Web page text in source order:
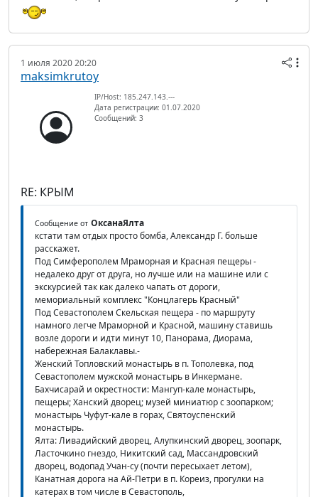
1 июля 2020 20:20
maksimkrutoy
IP/Host: 185.247.143.---
Дата регистрации: 01.07.2020
Сообщений: 3
RE: КРЫМ
Сообщение от ОксанаЯлта
кстати там отдых просто бомба, Александр Г. больше
расскажет.
Под Симферополем Мраморная и Красная пещеры -
недалеко друг от друга, но лучше или на машине или с
экскурсией так как далеко чапать от дороги,
мемориальный комплекс "Концлагерь Красный"
Под Севастополем Скельская пещера - по маршруту
намного легче Мраморной и Красной, машину ставишь
возле дороги и идти минут 10, Панорама, Диорама,
набережная Балаклавы.-
Женский Топловский монастырь в п. Тополевка, под
Севастополем мужской монастырь в Инкермане.
Бахчисарай и окрестности: Мангуп-кале монастырь,
пещеры; Ханский дворец; музей миниатюр с зоопарком;
монастырь Чуфут-кале в горах, Святоуспенский
монастырь.
Ялта: Ливадийский дворец, Алупкинский дворец, зоопарк,
Ласточкино гнездо, Никитский сад, Массандровский
дворец, водопад Учан-су (почти пересыхает летом),
Канатная дорога на Ай-Петри в п. Кореиз, прогулки на
катерах в том числе в Севастополь,